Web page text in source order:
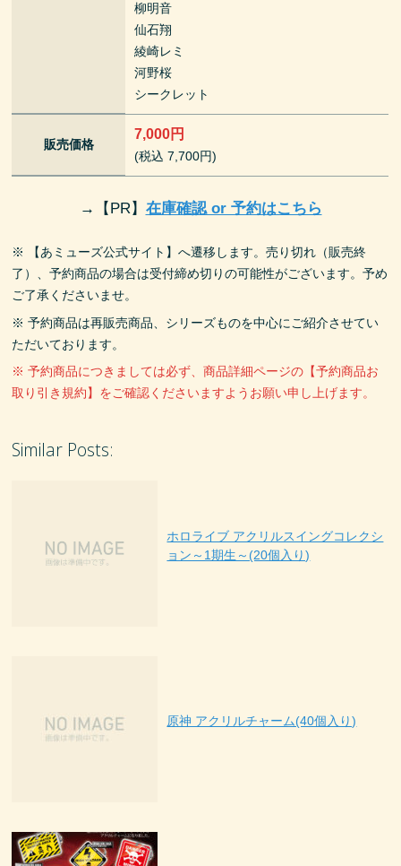
柳明音
仙石翔
綾崎レミ
河野桜
シークレット
販売価格
7,000円
(税込 7,700円)
→ 【PR】 在庫確認 or 予約はこちら
※ 【あミューズ公式サイト】へ遷移します。売り切れ（販売終
了）、予約商品の場合は受付締め切りの可能性がございます。予め
ご了承くださいませ。
※ 予約商品は再販売商品、シリーズものを中心にご紹介させてい
ただいております。
※ 予約商品につきましては必ず、商品詳細ページの【予約商品お
取り引き規約】をご確認くださいますようお願い申し上げます。
Similar Posts:
ホロライブ アクリルスイングコレクシ
ョン～1期生～(20個入り)
原神 アクリルチャーム(40個入り)